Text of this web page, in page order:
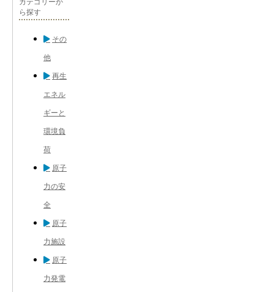
カテゴリーか
ら探す
その
他
再生
エネル
ギーと
環境負
荷
原子
力の安
全
原子
力施設
原子
力発電